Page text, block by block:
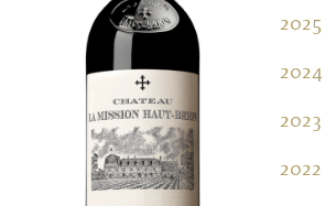
2025
2024
2023
2022